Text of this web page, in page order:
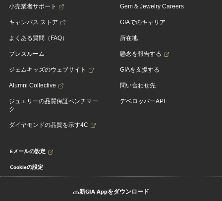
小売業者サポート
キャンパス ストア
よくある質問（FAQ）
プレスルーム
ジェムキッズのウェブサイト
Alumni Collective
ジュエリーの品質保証ベンチマー
ク
ダイヤモンドの品質を示す4C
Gem & Jewelry Careers
GIAでのキャリア
所在地
懸念を報告する
GIAを支援する
問い合わせ先
デベロッパーAPI
Eメールの設定
Cookieの設定
新GIA Appをダウンロード